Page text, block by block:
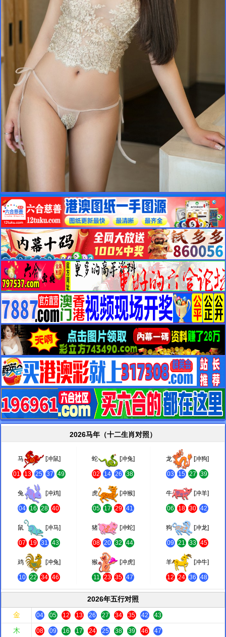
2026马年（十二生肖对照）
马 [冲鼠]
01 13 25 37 49
蛇 [冲兔]
02 14 26 38
龙 [冲狗]
03 15 27 39
兔 [冲鸡]
04 16 28 40
虎 [冲猴]
05 17 29 41
牛 [冲羊]
06 18 30 42
鼠 [冲马]
07 19 31 43
猪 [冲蛇]
08 20 32 44
狗 [冲龙]
09 21 33 45
鸡 [冲兔]
10 22 34 46
猴 [冲虎]
11 23 35 47
羊 [冲牛]
12 24 36 48
2026年五行对照
金
04 05 12 13 26 27 34 35 42 43
木 08 09 16 17 24 25 38 39 46 47